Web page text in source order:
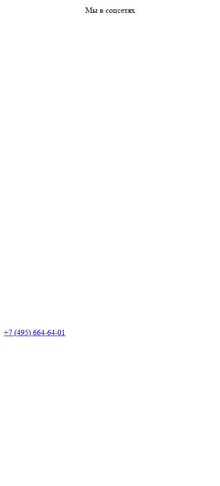
Мы в соцсетях
+7 (495) 664-64-01